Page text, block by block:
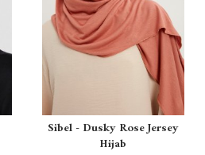
Sibel - Dusky Rose Jersey
Hijab